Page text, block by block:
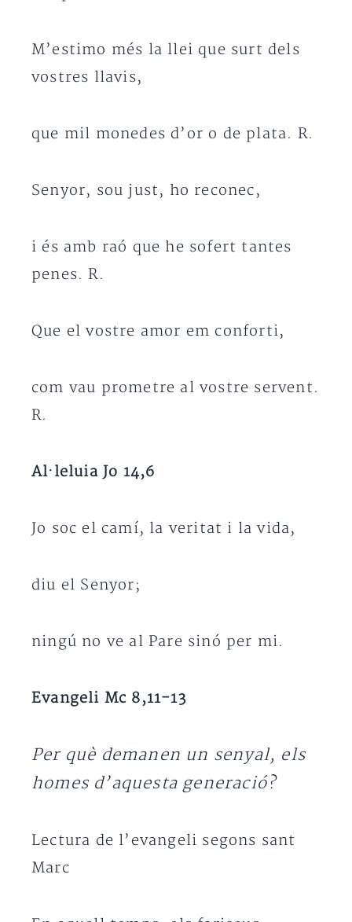
M’estimo més la llei que surt dels
vostres llavis,
que mil monedes d’or o de plata. R.
Senyor, sou just, ho reconec,
i és amb raó que he sofert tantes
penes. R.
Que el vostre amor em conforti,
com vau prometre al vostre servent.
R.
Al·leluia Jo 14,6
Jo soc el camí, la veritat i la vida,
diu el Senyor;
ningú no ve al Pare sinó per mi.
Evangeli Mc 8,11-13
Per què demanen un senyal, els
homes d’aquesta generació?
Lectura de l’evangeli segons sant
Marc